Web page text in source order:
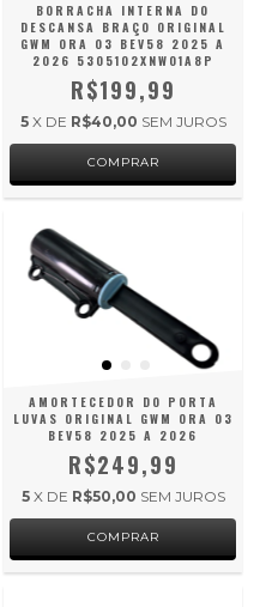
BORRACHA INTERNA DO
DESCANSA BRAÇO ORIGINAL
GWM ORA 03 BEV58 2025 A
2026 5305102XNW01A8P
R$199,99
5 X DE R$40,00 SEM JUROS
AMORTECEDOR DO PORTA
LUVAS ORIGINAL GWM ORA 03
BEV58 2025 A 2026
R$249,99
5 X DE R$50,00 SEM JUROS